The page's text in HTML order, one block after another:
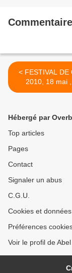
< FESTIVAL DE CANNES
2010, 18 mai
Hébergé par
Top articles
Pages
Contact
Signaler un abus
C.G.U.
Cookies et
Préférences
Voir le profil de